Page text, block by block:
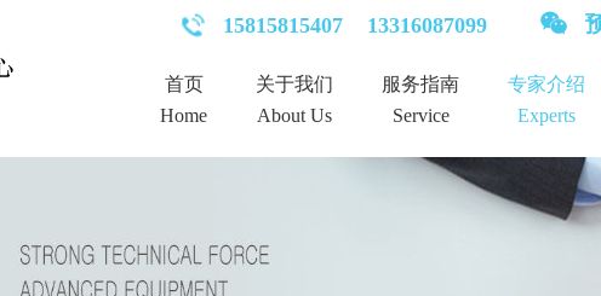
15815815407 13316087099
首页
Home
关于我们
About Us
服务指南
Service
专家介绍
Experts